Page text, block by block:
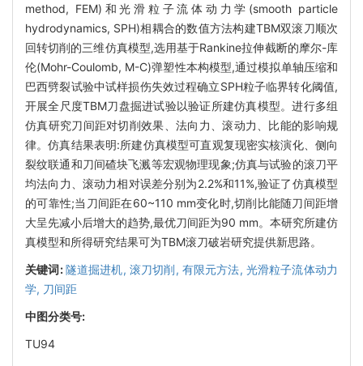
method, FEM)和光滑粒子流体动力学(smooth particle
hydrodynamics, SPH)相耦合的数值方法构建TBM双滚刀顺次
回转切削的三维仿真模型,选用基于Rankine拉伸截断的摩尔-库
伦(Mohr-Coulomb, M-C)弹塑性本构模型,通过模拟单轴压缩和
巴西劈裂试验中试样损伤失效过程确立SPH粒子临界转化阈值,
开展全尺度TBM刀盘掘进试验以验证所建仿真模型。进行多组
仿真研究刀间距对切削效果、法向力、滚动力、比能的影响规
律。仿真结果表明:所建仿真模型可直观复现密实核演化、侧向
裂纹联通和刀间碴块飞溅等宏观物理现象;仿真与试验的滚刀平
均法向力、滚动力相对误差分别为2.2%和11%,验证了仿真模型
的可靠性;当刀间距在60~110 mm变化时,切削比能随刀间距增
大呈先减小后增大的趋势,最优刀间距为90 mm。本研究所建仿
真模型和所得研究结果可为TBM滚刀破岩研究提供新思路。
关键词:隧道掘进机, 滚刀切削, 有限元方法, 光滑粒子流体动力
学, 刀间距
中图分类号:
TU94